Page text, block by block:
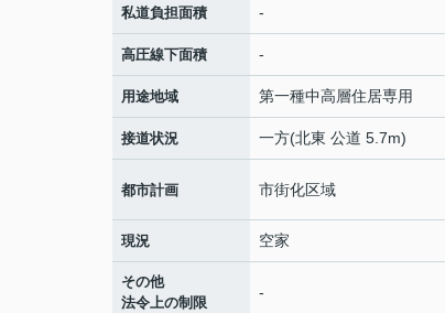
私道負担面積 -
高圧線下面積 -
用途地域 第一種中高層住居専用
接道状況 一方(北東 公道 5.7m)
都市計画 市街化区域
現況 空家
その他
法令上の制限
-